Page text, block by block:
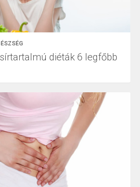
diéták 6 legfőbb